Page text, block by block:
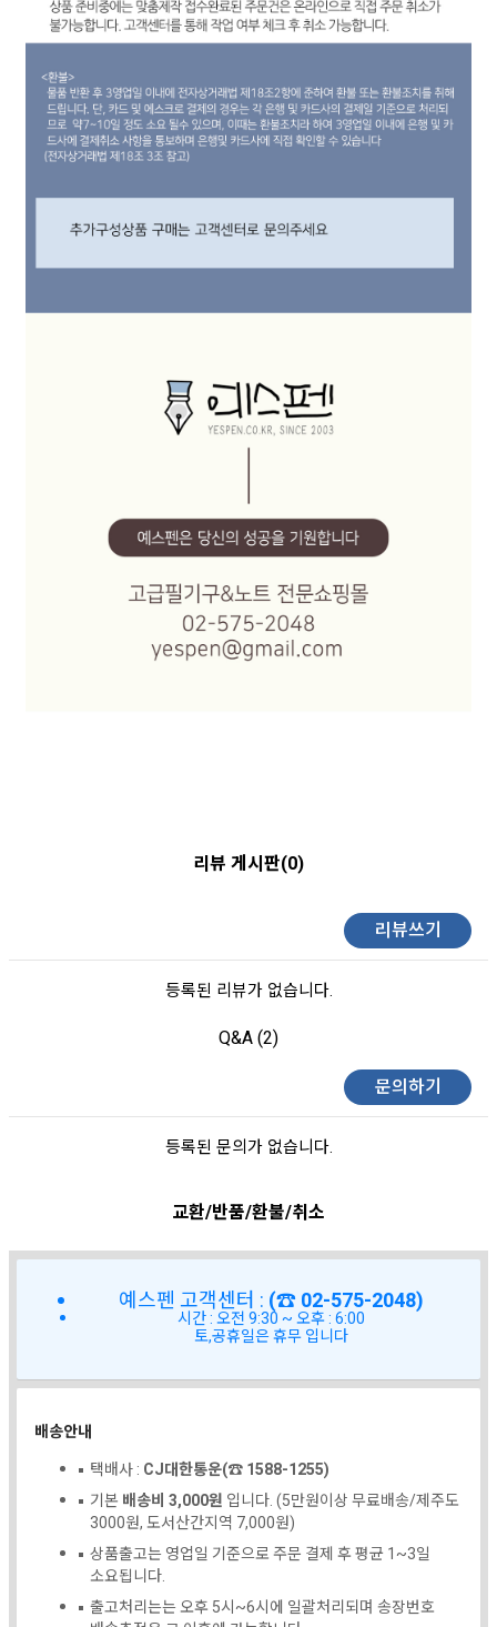
리뷰 게시판(0)
리뷰쓰기
등록된 리뷰가 없습니다.
Q&A (2)
문의하기
등록된 문의가 없습니다.
교환/반품/환불/취소
예스펜 고객센터 : (☎ 02-575-2048)
시간 : 오전 9:30 ~ 오후 : 6:00
토,공휴일은 휴무 입니다
배송안내
택배사 : CJ대한통운(☎ 1588-1255)
기본 배송비 3,000원 입니다. (5만원이상 무료배송/제주도
3000원, 도서산간지역 7,000원)
상품출고는 영업일 기준으로 주문 결제 후 평균 1~3일
소요됩니다.
출고처리는는 오후 5시~6시에 일괄처리되며 송장번호